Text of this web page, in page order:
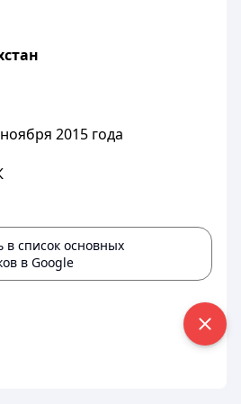
2015 года
в список основных
в Google